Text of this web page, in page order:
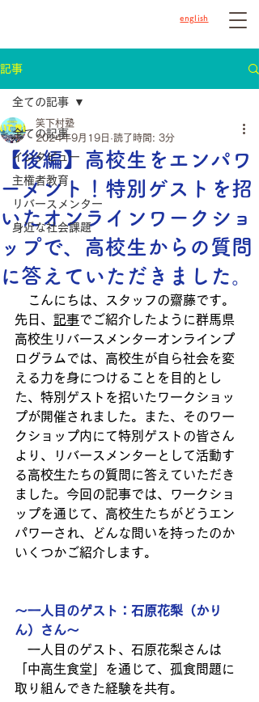
english
記事
全ての記事
インタビュー
主権者教育
リバースメンター
身近な社会課題
全ての記事
【後編】高校生をエンパワ
ーメント！特別ゲストを招
いたオンラインワークショ
ップで、高校生からの質問
に答えていただきました。
笑下村塾
2024年9月19日 読了時間: 3分
こんにちは、スタッフの齋藤です。
先日、 記事でご紹介したように群馬県
高校生リバースメンターオンラインプ
ログラムでは、高校生が自ら社会を変
える力を身につけることを目的とし
た、特別ゲストを招いたワークショッ
プが開催されました。また、そのワー
クショップ内にて特別ゲストの皆さん
より、リバースメンターとして活動す
る高校生たちの質問に答えていただき
ました。今回の記事では、ワークショ
ップを通じて、高校生たちがどうエン
パワーされ、どんな問いを持ったのか
いくつかご紹介します。
～一人目のゲスト：石原花梨（かり
ん）さん～
一人目のゲスト、石原花梨さんは
「中高生食堂」を通じて、孤食問題に
取り組んできた経験を共有。